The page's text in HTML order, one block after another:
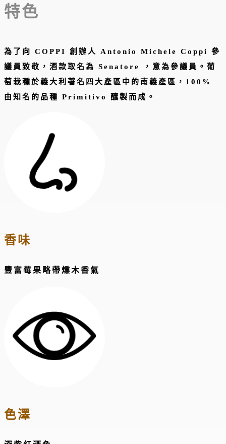
特色
為了向 COPPI 創辦人 Antonio Michele Coppi 參
議員致敬，酒款取名為 Senatore ，意為參議員。葡
萄栽種於義大利著名四大產區中的南義產區，100%
由知名的品種 Primitivo 釀製而成。
香味
豐富莓果略帶燻木香氣
色澤